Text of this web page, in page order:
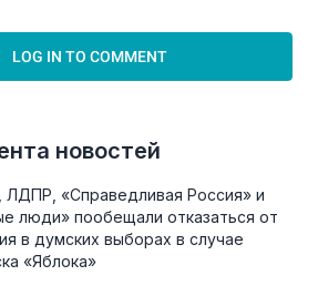
новостей
«Справедливая Россия» и
люди» пообещали отказаться от
в думских выборах в случае
«Яблока»